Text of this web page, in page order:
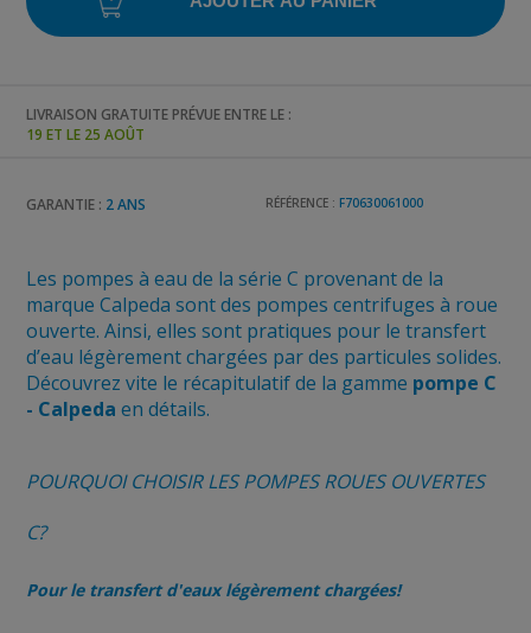
LIVRAISON GRATUITE PRÉVUE ENTRE LE :
19 ET LE 25 AOÛT
GARANTIE : 2 ANS RÉFÉRENCE : F70630061000
Les pompes à eau de la série C provenant de la
marque Calpeda sont des pompes centrifuges à roue
ouverte. Ainsi, elles sont pratiques pour le transfert
d’eau légèrement chargées par des particules solides.
Découvrez vite le récapitulatif de la gamme pompe C
- Calpeda en détails.
POURQUOI CHOISIR LES POMPES ROUES OUVERTES
C?
Pour le transfert d'eaux légèrement chargées!